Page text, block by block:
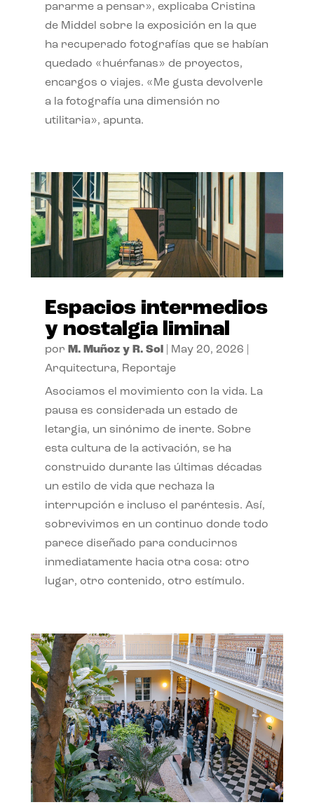
pararme a pensar», explicaba Cristina
de Middel sobre la exposición en la que
ha recuperado fotografías que se habían
quedado «huérfanas» de proyectos,
encargos o viajes. «Me gusta devolverle
a la fotografía una dimensión no
utilitaria», apunta.
Espacios intermedios
y nostalgia liminal
por M. Muñoz y R. Sol| May 20, 2026
Arquitectura, Reportaje
Asociamos el movimiento con la vida. La
pausa es considerada un estado de
letargia, un sinónimo de inerte. Sobre
esta cultura de la activación, se ha
construido durante las últimas décadas
un estilo de vida que rechaza la
interrupción e incluso el paréntesis. Así,
sobrevivimos en un continuo donde todo
parece diseñado para conducirnos
inmediatamente hacia otra cosa: otro
lugar, otro contenido, otro estímulo.